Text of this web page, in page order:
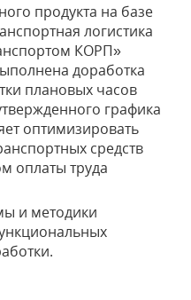
продукта на базе
логистика
КОРП»
доработка
плановых часов
графика
оптимизировать
средств
оплаты труда
и методики